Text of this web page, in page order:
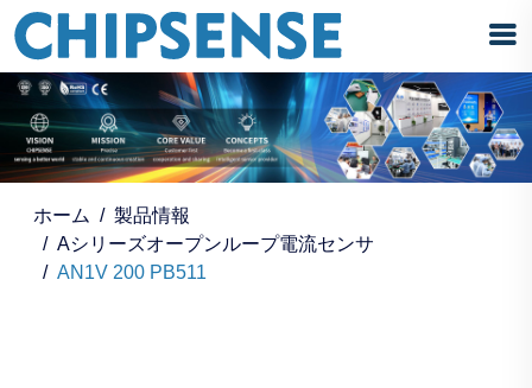
ホーム
製品情報
Aシリーズオープンループ電流センサ
AN1V 200 PB511